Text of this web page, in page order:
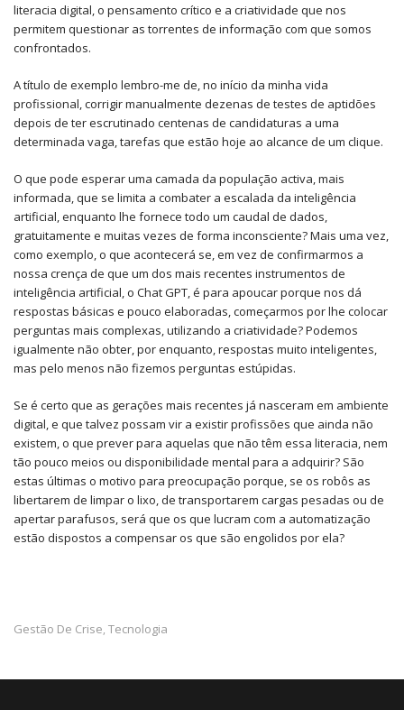
literacia digital, o pensamento crítico e a criatividade que nos
permitem questionar as torrentes de informação com que somos
confrontados.
A título de exemplo lembro-me de, no início da minha vida
profissional, corrigir manualmente dezenas de testes de aptidões
depois de ter escrutinado centenas de candidaturas a uma
determinada vaga, tarefas que estão hoje ao alcance de um clique.
O que pode esperar uma camada da população activa, mais
informada, que se limita a combater a escalada da inteligência
artificial, enquanto lhe fornece todo um caudal de dados,
gratuitamente e muitas vezes de forma inconsciente? Mais uma vez,
como exemplo, o que acontecerá se, em vez de confirmarmos a
nossa crença de que um dos mais recentes instrumentos de
inteligência artificial, o Chat GPT, é para apoucar porque nos dá
respostas básicas e pouco elaboradas, começarmos por lhe colocar
perguntas mais complexas, utilizando a criatividade? Podemos
igualmente não obter, por enquanto, respostas muito inteligentes,
mas pelo menos não fizemos perguntas estúpidas.
Se é certo que as gerações mais recentes já nasceram em ambiente
digital, e que talvez possam vir a existir profissões que ainda não
existem, o que prever para aquelas que não têm essa literacia, nem
tão pouco meios ou disponibilidade mental para a adquirir? São
estas últimas o motivo para preocupação porque, se os robôs as
libertarem de limpar o lixo, de transportarem cargas pesadas ou de
apertar parafusos, será que os que lucram com a automatização
estão dispostos a compensar os que são engolidos por ela?
Gestão De Crise, Tecnologia